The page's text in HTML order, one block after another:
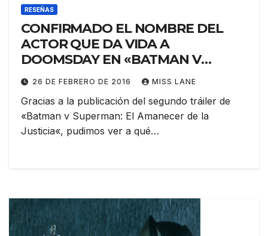
RESEÑAS
CONFIRMADO EL NOMBRE DEL
ACTOR QUE DA VIDA A
DOOMSDAY EN «BATMAN V
SUPERMAN»
26 DE FEBRERO DE 2016 MISS LANE
Gracias a la publicación del segundo tráiler de
«Batman v Superman: El Amanecer de la
Justicia«, pudimos ver a qué…